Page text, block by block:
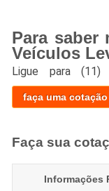
Para saber
Veículos
Ligue para(11)
faça uma cotação
Faça sua
Informações